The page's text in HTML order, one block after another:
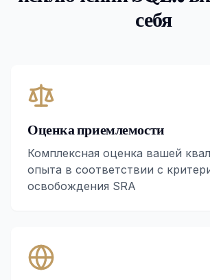
себя
Оценка приемлемости
Комплексная оценка вашей
опыта в соответствии с
освобождения SRA